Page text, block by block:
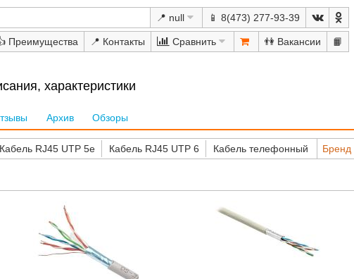
📍 null 📱 8(473) 277-93-39
📍 Сравнить 👫 📙
характеристики
Архив Обзоры
Кабель RJ45 UTP 5е Кабель RJ45 UTP 6 Кабель телефонный Бренд